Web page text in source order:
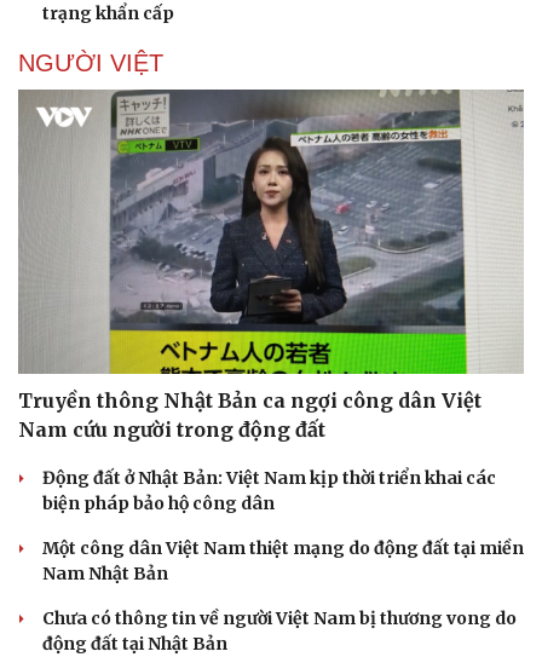
trạng khẩn cấp
NGƯỜI VIỆT
Truyền thông Nhật Bản ca ngợi công dân Việt
Nam cứu người trong động đất
Động đất ở Nhật Bản: Việt Nam kịp thời triển khai các
biện pháp bảo hộ công dân
Một công dân Việt Nam thiệt mạng do động đất tại miền
Nam Nhật Bản
Chưa có thông tin về người Việt Nam bị thương vong do
động đất tại Nhật Bản